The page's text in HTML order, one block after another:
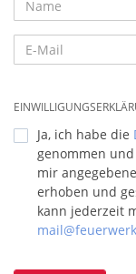
Ja, ich habe die
genommen
mir
erhoben und
kann jederzeit